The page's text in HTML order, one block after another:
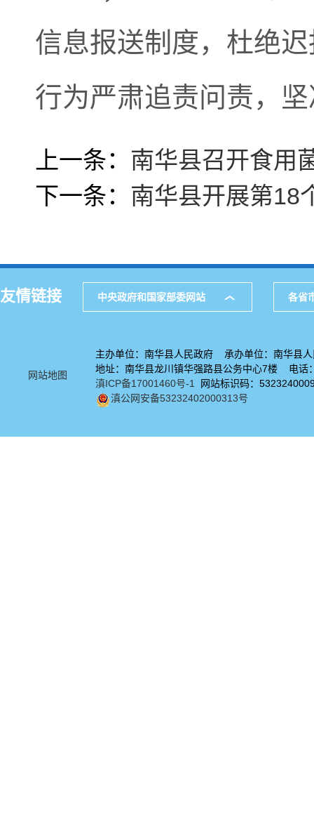
信息报送制度，杜绝
行为严肃追责问责，
上一条： 南华县召开食用
下一条： 南华县开展第18
友情链接 中央政府和国家部委网站 各省
网站地图
主办单位：南华县人民政府 承办单位：南华县人
地址：南华县龙川镇华强路县公务中心7楼 电
滇ICP备17001460号-1 网站标识码：
滇公网安备53232402000313号